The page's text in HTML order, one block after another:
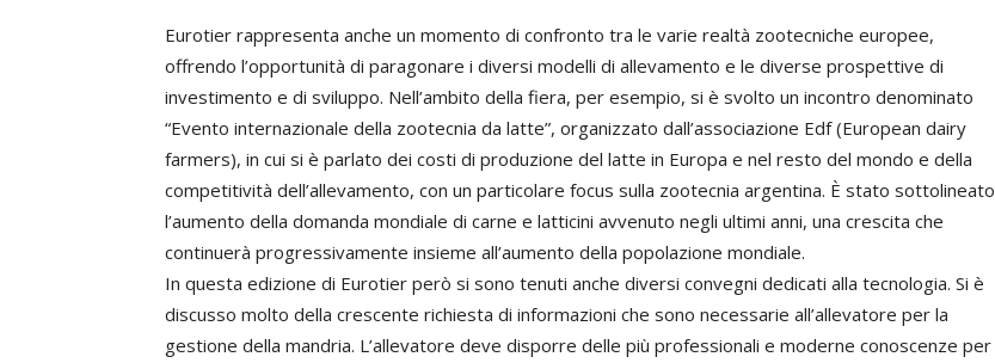
Eurotier rappresenta anche un momento di confronto tra le varie realtà zootecniche europee,
offrendo l’opportunità di paragonare i diversi modelli di allevamento e le diverse prospettive di
investimento e di sviluppo. Nell’ambito della fiera, per esempio, si è svolto un incontro denominato
“Evento internazionale della zootecnia da latte”, organizzato dall’associazione Edf (European dairy
farmers), in cui si è parlato dei costi di produzione del latte in Europa e nel resto del mondo e della
competitività dell’allevamento, con un particolare focus sulla zootecnia argentina. È stato sottolineato
l’aumento della domanda mondiale di carne e latticini avvenuto negli ultimi anni, una crescita che
continuerà progressivamente insieme all’aumento della popolazione mondiale.
In questa edizione di Eurotier però si sono tenuti anche diversi convegni dedicati alla tecnologia. Si è
discusso molto della crescente richiesta di informazioni che sono necessarie all’allevatore per la
gestione della mandria. L’allevatore deve disporre delle più professionali e moderne conoscenze per